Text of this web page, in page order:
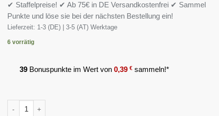
✔ Staffelpreise! ✔ Ab 75€ in DE Versandkostenfrei ✔ Sammel
Punkte und löse sie bei der nächsten Bestellung ein!
Lieferzeit: 1-3 (DE) | 3-5 (AT) Werktage
6 vorrätig
39 Bonuspunkte im Wert von 0,39 € sammeln!*
Body Attack Ashwagandha 120 Kapseln Menge